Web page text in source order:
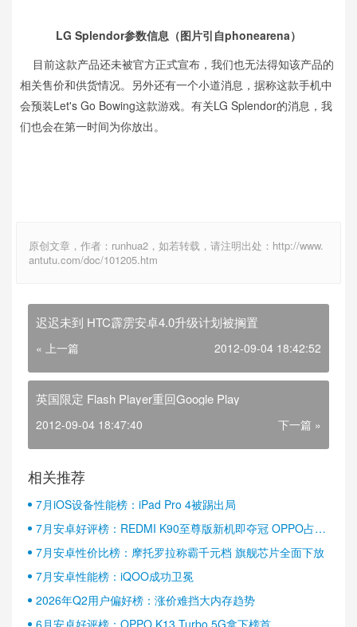
LG Splendor参数信息（图片引自phonearena）
目前这款产品还未被官方正式宣布，我们也无法得知该产品的
相关售价和供货情况。另外还有一个小道消息，据称这款手机中
会预装Let's Go Bowing这款游戏。有关LG Splendor的消息，我
们也会在第一时间为你放出。
原创文章，作者：runhua2，如若转载，请注明出处：http://www.
antutu.com/doc/101205.htm
迟迟未到 HTC霹雳安卓4.0升级计划被搁置
« 上一篇 2012-09-04 18:42:52
英国限定 Flash Player重回Google Play
2012-09-04 18:47:40 下一篇 »
相关推荐
7月iOS设备性能榜：iPad Pro 4被踢出局
7月安卓好评榜：REDMI K90至尊版新机即夺冠 OPPO占据
半壁江山
7月安卓性价比榜：摩托罗拉称霸千元档 旗舰芯片全面下放
7月安卓性能榜：iQOO成功卫冕
2026年Q2用户偏好榜：涨价难挡大内存趋势
6月安卓好评榜：OPPO K13 Turbo 5G拿下榜首